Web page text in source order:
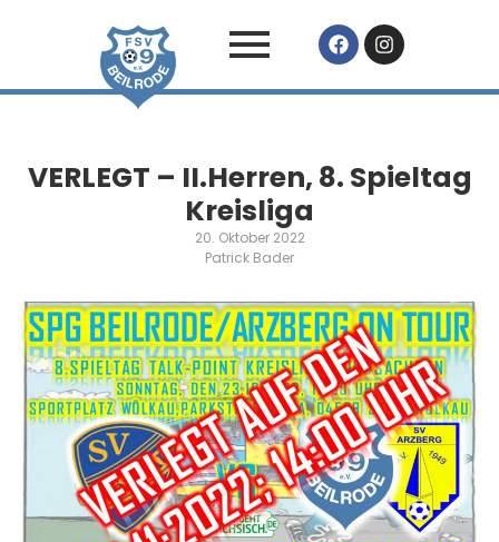
VERLEGT – II.Herren, 8. Spieltag
Kreisliga
20. Oktober 2022
Patrick Bader